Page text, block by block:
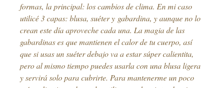
formas, la principal: los cambios de clima. En mi caso
utilicé 3 capas: blusa, suéter y gabardina, y aunque no lo
crean este día aproveche cada una. La magia de las
gabardinas es que mantienen el calor de tu cuerpo, así
que si usas un suéter debajo va a estar súper calientita,
pero al mismo tiempo puedes usarla con una blusa ligera
y servirá solo para cubrirte. Para mantenerme un poco